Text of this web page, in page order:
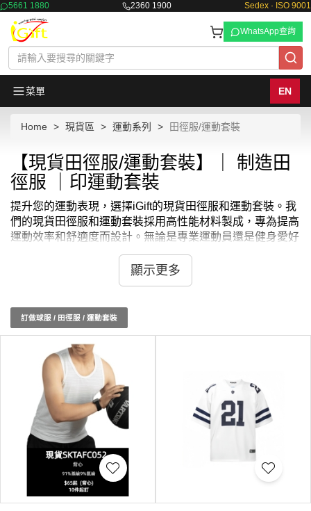
5661 1880 2360 1900 Sedex · ISO 9001
WhatsApp查詢
菜單 EN
Home 現貨區 運動系列 田徑服/運動套裝
【現貨田徑服/運動套裝】｜ 制造田
徑服 ｜印運動套裝
提升您的運動表現，選擇iGift的現貨田徑服和運動套裝。我
們的現貨田徑服和運動套裝採用高性能材料製成，專為提高
運動效率和舒適度而設計。無論是專業運動員還是健身愛好
者，iGift的現貨田徑服和運動套裝都能幫助您在各種運動活
動中保持最佳狀態，展現出色表現。
iGift的現貨田徑服和運動套裝結合了時尚與功能性，不僅適
運動套裝都經過精心設計，以符合現代運動科技的需要，確
保每一次穿著都能感受到無與倫比的舒適感和動力支持。選
擇iGift的現貨田徑服和運動套裝，讓您的運動生活更加豐富
多彩。現貨田徑服和運動套裝
價格：HKD80 / 起, 視乎數量而定。
顯示更多
訂做球服 / 田徑服 / 運動套裝